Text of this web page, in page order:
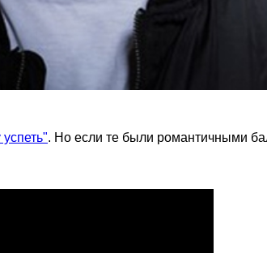
. Но если те были романтичными